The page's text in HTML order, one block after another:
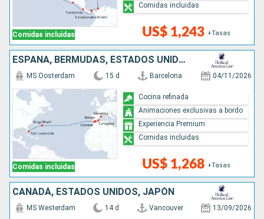
Comidas incluidas US$ 1,243 +Tasas
Comidas incluidas
ESPAÑA, BERMUDAS, ESTADOS UNIDOS
Comidas incluidas
MS Oosterdam 15 d Barcelona 04/11/2026
US$ 1,268 +Tasas
Cocina refinada
Animaciones exclusivas a bordo
Experiencia Premium
Comidas incluidas
CANADÁ, ESTADOS UNIDOS, JAPÓN
MS Westerdam 14 d Vancouver 13/09/2026